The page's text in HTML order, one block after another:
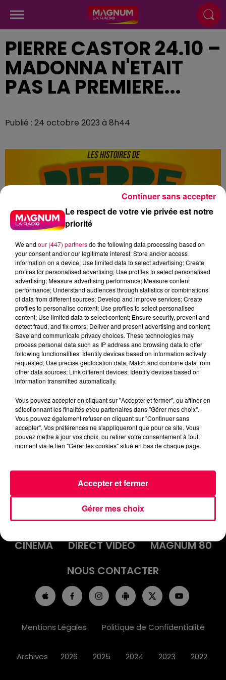
PIERRE CASTOR 24.10 –
MADONNA N'ETAIT
PAS LA PREMIERE...
Publié : 24 octobre 2023 à 8h44
podcasts/2023/10/PIERRE-CASTOR-24.10-–-
ACCUEIL INFOS
EMISSIONS
AGENDA
JEUX
PODCASTS
CINÉMA
DIRECT VIDÉO
MAGNUM 80
NOUS CONTACTER
Mentions Légales Politique de Confidentialité
Archives 2026 2025 2024 2023 2022
Le respect de votre vie privée est notre
priorité
We and our (447) partnersdo the following data processing based on
your consent and/or our legitimate interest: Store and/or access
information on a device; Use limited data to select advertising; Create
profiles for personalised advertising; Use profiles to select personalised
advertising; Measure advertising performance; Measure content
performance; Understand audiences through statistics or combinations
of data from different sources; Develop and improve services; Create
profiles to personalise content; Use profiles to select personalised
content; Use limited data to select content; Ensure security, prevent and
detect fraud, and fix errors; Deliver and present advertising and content;
Save and communicate privacy choices. These technologies may
process personal data such as IP address and browsing data to offer
following functionalities: Identify devices based on information actively
requested; Use precise geolocation data; Match and combine data from
other data sources; Link different devices; Identify devices based on
information transmitted automatically.
Vous pouvez accepter en cliquant sur "Accepter et fermer", ou affiner en
sélectionnant les finalités et/ou partenaires dans "Gérer mes choix".
Vous pouvez également refuser en cliquant sur "Continuer sans
accepter". Vos préférences ne s'appliqueront que pour ce site. Vous
pouvez mettre à jour vos choix, ou retirer votre consentement à tout
moment via le lien "Gérer les cookies" situé en bas de chaque page.
Gérer mes choix
Accepter et fermer
Continuer sans accepter